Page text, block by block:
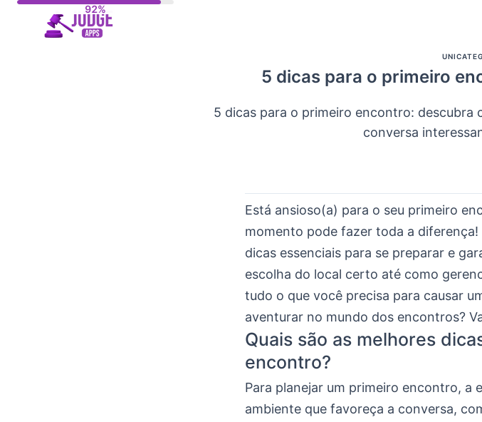
5 dicas para o primeiro
5 dicas para o primeiro encontro: descubra
conversa
Está ansioso(a) para o seu primeiro
momento pode fazer toda a
dicas essenciais para se preparar e
escolha do local certo até como
tudo o que você precisa para causar
aventurar no mundo dos encontros?
Quais são as melhores
encontro?
Para planejar um primeiro encontro, a
ambiente que favoreça a conversa,